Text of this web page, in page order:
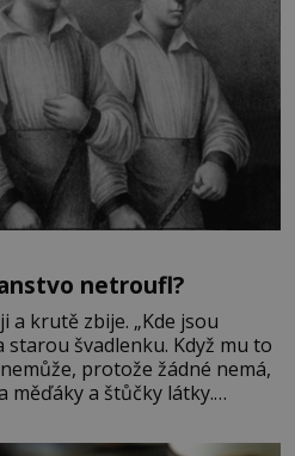
netroufl?
a krutě zbije. „Kde jsou
starou švadlenku. Když mu to
protože žádné nemá,
měďáky a štůčky látky.
ještě dlouho po jeho smrti